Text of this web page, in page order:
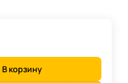
В корзину